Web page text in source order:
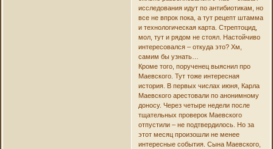
исследования идут по антибиотикам, но
все не впрок пока, а тут рецепт штамма
и технологическая карта. Стрептоцид,
мол, тут и рядом не стоял. Настойчиво
интересовался – откуда это? Хм,
самим бы узнать…
Кроме того, порученец выяснил про
Маевского. Тут тоже интересная
история. В первых числах июня, Карла
Маевского арестовали по анонимному
доносу. Через четыре недели после
тщательных проверок Маевского
отпустили – не подтвердилось. Но за
этот месяц произошли не менее
интересные события. Сына Маевского,